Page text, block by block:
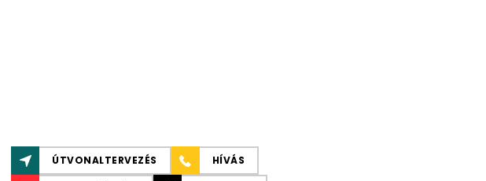
ÚTVONALTERVEZÉS HÍVÁS